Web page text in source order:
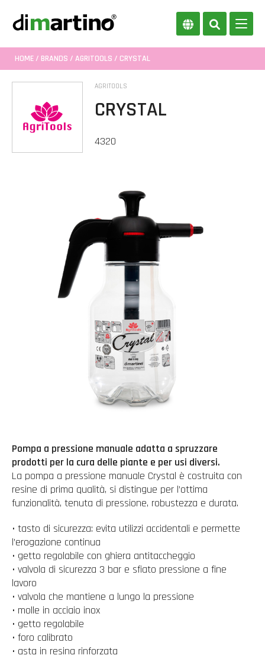
HOME/ BRANDS / AGRITOOLS / CRYSTAL
AGRITOOLS
CRYSTAL
4320
Pompa a pressione manuale adatta a spruzzare
prodotti per la cura delle piante e per usi diversi.
La pompa a pressione manuale Crystal è costruita con
resine di prima qualità, si distingue per l’ottima
funzionalità, tenuta di pressione, robustezza e durata.
• tasto di sicurezza: evita utilizzi accidentali e permette
l’erogazione continua
• getto regolabile con ghiera antitaccheggio
• valvola di sicurezza 3 bar e sfiato pressione a fine
lavoro
• valvola che mantiene a lungo la pressione
• molle in acciaio inox
• getto regolabile
• foro calibrato
• asta in resina rinforzata